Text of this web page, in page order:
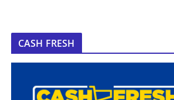
CASH FRESH